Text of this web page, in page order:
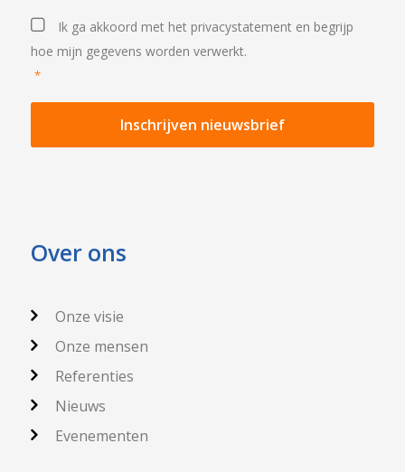
Privacystatement *
Ik ga akkoord met het privacystatement en begrijp
hoe mijn gegevens worden verwerkt.
*
Over ons
Onze visie
Onze mensen
Referenties
Nieuws
Evenementen